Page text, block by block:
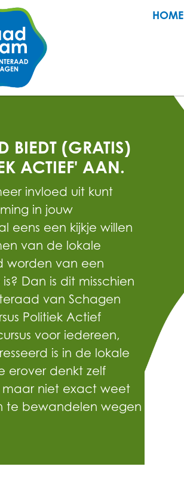
HOME
BIEDT (GRATIS)
ACTIEF' AAN.
invloed uit kunt
in jouw
eens een kijkje willen
van de lokale
worden van een
Dan is dit misschien
van Schagen
Politiek Actief
voor iedereen,
is in de lokale
erover denkt zelf
niet exact weet
te bewandelen wegen